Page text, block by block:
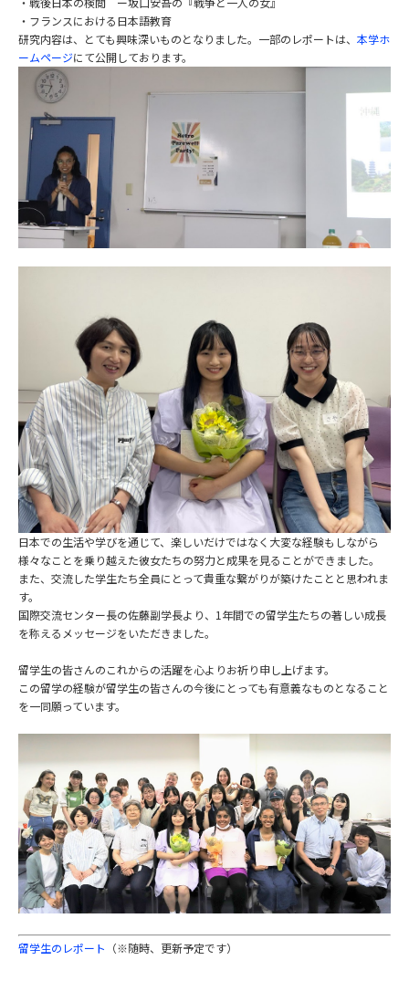
・フランスにおける日本語教育
研究内容は、とても興味深いものとなりました。一部のレポートは、 本学ホ
ームページにて公開しております。
日本での生活や学びを通じて、楽しいだけではなく大変な経験もしながら
様々なことを乗り越えた彼女たちの努力と成果を見ることができました。
また、交流した学生たち全員にとって貴重な繋がりが築けたことと思われま
す。
国際交流センター長の佐藤副学長より、1年間での留学生たちの著しい成長
を称えるメッセージをいただきました。
留学生の皆さんのこれからの活躍を心よりお祈り申し上げます。
この留学の経験が留学生の皆さんの今後にとっても有意義なものとなること
を一同願っています。
留学生のレポート （※随時、更新予定です）